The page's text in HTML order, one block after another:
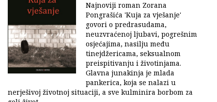
Najnoviji roman Zorana
Pongrašića 'Kuja za vješanje'
govori o predrasudama,
neuzvraćenoj ljubavi, pogrešnim
osjećajima, nasilju među
tinejdžericama, seksualnom
preispitivanju i životinjama.
Glavna junakinja je mlada
pankerica, koja se nalazi u
nerješivoj životnoj situaciji, a sve kulminira borbom za